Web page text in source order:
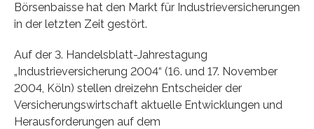
Börsenbaisse hat den Markt für Industrieversicherungen
in der letzten Zeit gestört.
Auf der 3. Handelsblatt-Jahrestagung
„Industrieversicherung 2004“ (16. und 17. November
2004, Köln) stellen dreizehn Entscheider der
Versicherungswirtschaft aktuelle Entwicklungen und
Herausforderungen auf dem